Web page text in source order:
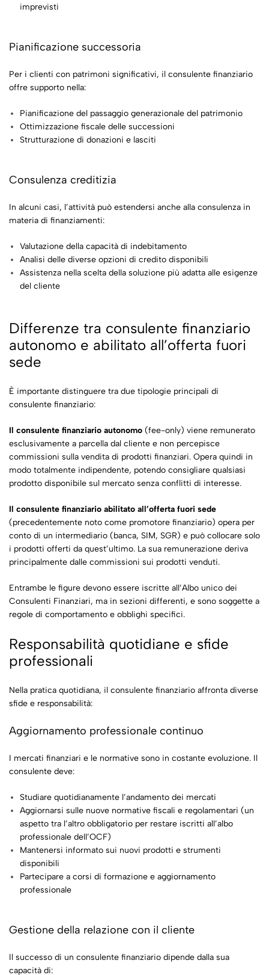
imprevisti
Pianificazione successoria
Per i clienti con patrimoni significativi, il consulente finanziario
offre supporto nella:
Pianificazione del passaggio generazionale del patrimonio
Ottimizzazione fiscale delle successioni
Strutturazione di donazioni e lasciti
Consulenza creditizia
In alcuni casi, l’attività può estendersi anche alla consulenza in
materia di finanziamenti:
Valutazione della capacità di indebitamento
Analisi delle diverse opzioni di credito disponibili
Assistenza nella scelta della soluzione più adatta alle esigenze
del cliente
Differenze tra consulente finanziario
autonomo e abilitato all’offerta fuori
sede
È importante distinguere tra due tipologie principali di
consulente finanziario:
Il consulente finanziario autonomo (fee-only) viene remunerato
esclusivamente a parcella dal cliente e non percepisce
commissioni sulla vendita di prodotti finanziari. Opera quindi in
modo totalmente indipendente, potendo consigliare qualsiasi
prodotto disponibile sul mercato senza conflitti di interesse.
Il consulente finanziario abilitato all’offerta fuori sede
(precedentemente noto come promotore finanziario) opera per
conto di un intermediario (banca, SIM, SGR) e può collocare solo
i prodotti offerti da quest’ultimo. La sua remunerazione deriva
principalmente dalle commissioni sui prodotti venduti.
Entrambe le figure devono essere iscritte all’Albo unico dei
Consulenti Finanziari, ma in sezioni differenti, e sono soggette a
regole di comportamento e obblighi specifici.
Responsabilità quotidiane e sfide
professionali
Nella pratica quotidiana, il consulente finanziario affronta diverse
sfide e responsabilità:
Aggiornamento professionale continuo
I mercati finanziari e le normative sono in costante evoluzione. Il
consulente deve:
Studiare quotidianamente l’andamento dei mercati
Aggiornarsi sulle nuove normative fiscali e regolamentari (un
aspetto tra l’altro obbligatorio per restare iscritti all’albo
professionale dell’OCF)
Mantenersi informato sui nuovi prodotti e strumenti
disponibili
Partecipare a corsi di formazione e aggiornamento
professionale
Gestione della relazione con il cliente
Il successo di un consulente finanziario dipende dalla sua
capacità di: